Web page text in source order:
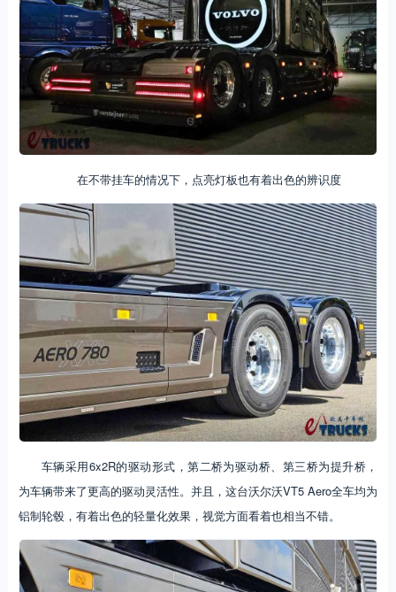
在不带挂车的情况下，点亮灯板也有着出色的辨识度
车辆采用6x2R的驱动形式，第二桥为驱动桥、第三桥为提升桥，
为车辆带来了更高的驱动灵活性。并且，这台沃尔沃VT5 Aero全车均为
铝制轮毂，有着出色的轻量化效果，视觉方面看着也相当不错。